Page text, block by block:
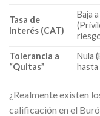
Tasa de
Interés (CAT)
Baja
Tolerancia a
“Quitas”
Nula
hasta
¿Realmente existen
calificación en el